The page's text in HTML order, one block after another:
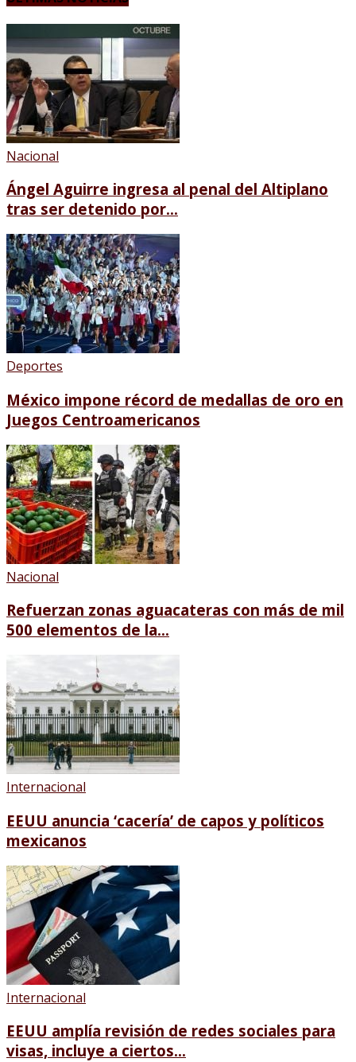
Nacional
Ángel Aguirre ingresa al penal del Altiplano
tras ser detenido por...
Deportes
México impone récord de medallas de oro en
Juegos Centroamericanos
Nacional
Refuerzan zonas aguacateras con más de mil
500 elementos de la...
Internacional
EEUU anuncia ‘cacería’ de capos y políticos
mexicanos
Internacional
EEUU amplía revisión de redes sociales para
visas, incluye a ciertos...